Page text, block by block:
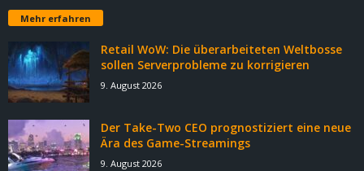
Mehr erfahren
Retail WoW: Die überarbeiteten Weltbosse
sollen Serverprobleme zu korrigieren
9. August 2026
Der Take-Two CEO prognostiziert eine neue
Ära des Game-Streamings
9. August 2026